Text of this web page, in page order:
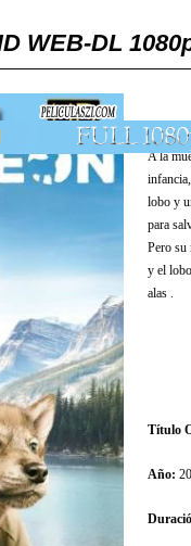
WEB-DL
A la
lobo y
para
Pero su
y el
alas .
Título
Año: